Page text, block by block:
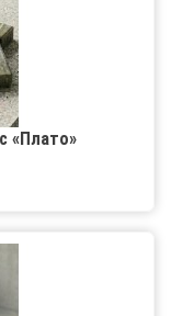
«Плато»